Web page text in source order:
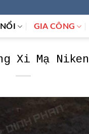
GIA CÔNG
Xi Mạ Niken